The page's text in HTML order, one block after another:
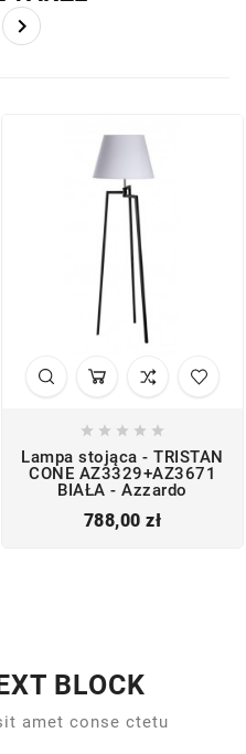

    
Lampa stojąca - TRISTAN
CONE AZ3329+AZ3671
BIAŁA - Azzardo
788,00 złCena
BLOCK
amet conse ctetu